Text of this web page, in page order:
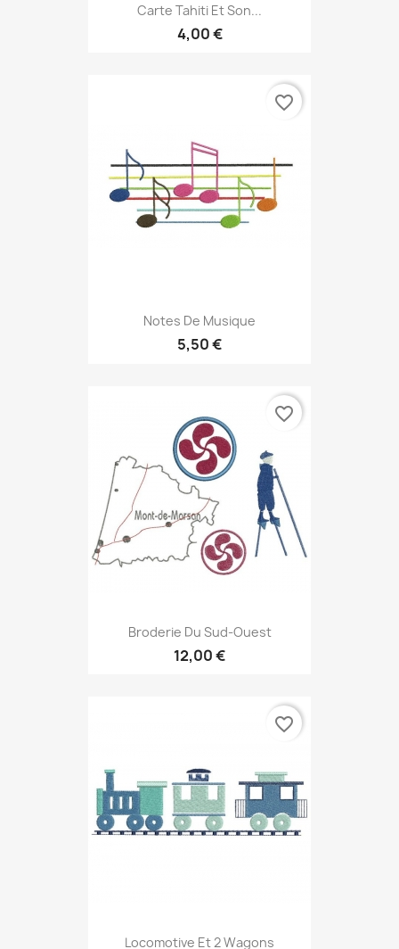
Carte Tahiti Et Son...
4,00 €
Notes De Musique
5,50 €
favorite_border
Broderie Du Sud-Ouest
12,00 €
favorite_border
Locomotive Et 2 Wagons
favorite_border